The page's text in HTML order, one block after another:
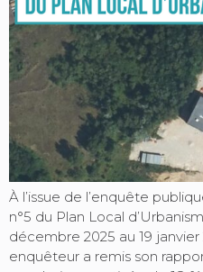
À l’issue de l’enquête
n°5 du Plan Local
décembre 2025 au 19
enquêteur a remis son